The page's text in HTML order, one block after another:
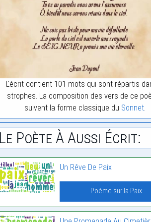
L'écrit contient 101 mots qui sont répartis
strophes. La composition des vers de ce
suivent la forme classique du Sonnet.
Le Poète À Aussi Écrit:
Un Rêve De Paix
Poème sur la Paix